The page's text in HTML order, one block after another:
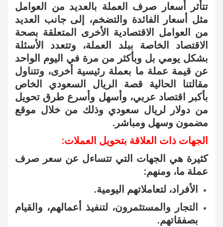
تتأثر أسعار صرف العملة بالعديد من العوامل
مثل أسعار الفائدة والتضخم، إلى جانب العديد
من العوامل الاقتصادية الأخرى المتعلقة بصحة
الاقتصاد الخاصة ببلد العملة، وتتعدد الأسئلة
بشكل يومي بل وبأكثر من مرة في اليوم الواحد
عن قيمة عملة ما بعملة رئيسية أخرى، وتتناول
مقالتنا الحالية قصة الريال السعودي الخاص
بأكبر اقتصاد عربي، وأسهل وأسرع طرق تحويل
من دولار لريال سعودي وذلك من خلال موقع
مضمون وسهل ومباشر.
الجهات ذات العلاقة بتحويل العملات:
كثيرة هي الجهات التي تتساءل عن سعر صرف
عملة ما، ومنهم:
الأفراد، لتعاملاتهم اليومية.
التجار والمستثمرون، لتنفيذ أعمالهم، والقيام
بصفقاتهم.